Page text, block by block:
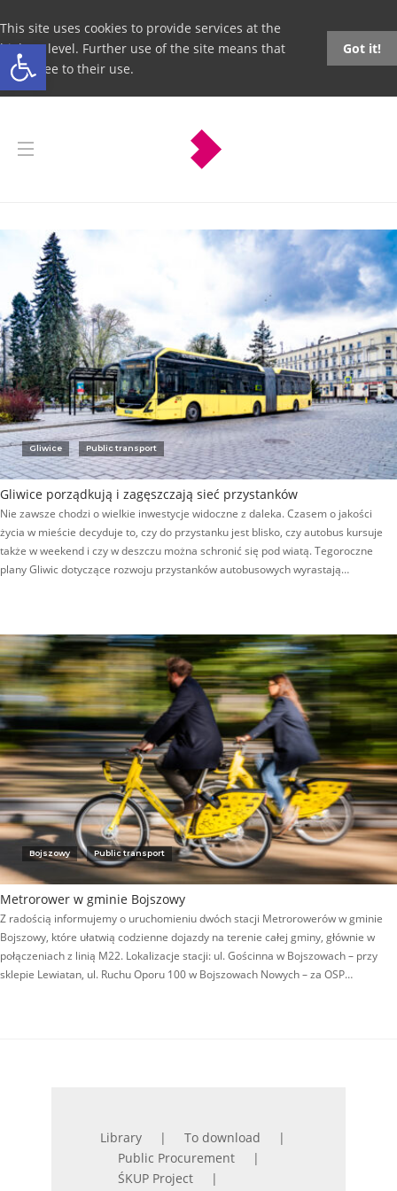
Open toolbar
This site uses cookies to provide services at the
highest level. Further use of the site means that
you agree to their use.
Got it!
Gliwice Public transport
Gliwice porządkują i zagęszczają sieć przystanków
Nie zawsze chodzi o wielkie inwestycje widoczne z daleka. Czasem o jakości
życia w mieście decyduje to, czy do przystanku jest blisko, czy autobus kursuje
także w weekend i czy w deszczu można schronić się pod wiatą. Tegoroczne
plany Gliwic dotyczące rozwoju przystanków autobusowych wyrastają…
Bojszowy Public transport
Metrorower w gminie Bojszowy
Z radością informujemy o uruchomieniu dwóch stacji Metrorowerów w gminie
Bojszowy, które ułatwią codzienne dojazdy na terenie całej gminy, głównie w
połączeniach z linią M22. Lokalizacje stacji: ul. Gościnna w Bojszowach – przy
sklepie Lewiatan, ul. Ruchu Oporu 100 w Bojszowach Nowych – za OSP…
Library
To download
Public Procurement
ŚKUP Project